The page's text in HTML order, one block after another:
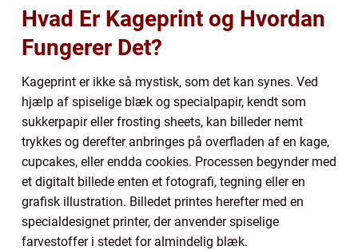
Hvad Er Kageprint og Hvordan
Fungerer Det?
Kageprint er ikke så mystisk, som det kan synes. Ved
hjælp af spiselige blæk og specialpapir, kendt som
sukkerpapir eller frosting sheets, kan billeder nemt
trykkes og derefter anbringes på overfladen af en kage,
cupcakes, eller endda cookies. Processen begynder med
et digitalt billede enten et fotografi, tegning eller en
grafisk illustration. Billedet printes herefter med en
specialdesignet printer, der anvender spiselige
farvestoffer i stedet for almindelig blæk.